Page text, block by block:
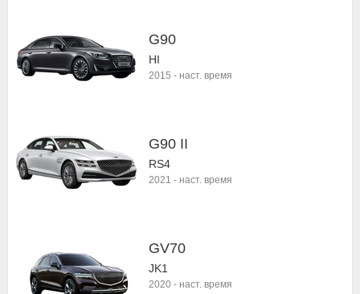
G90
HI
2015 - наст. время
G90 II
RS4
2021 - наст. время
GV70
JK1
2020 - наст. время